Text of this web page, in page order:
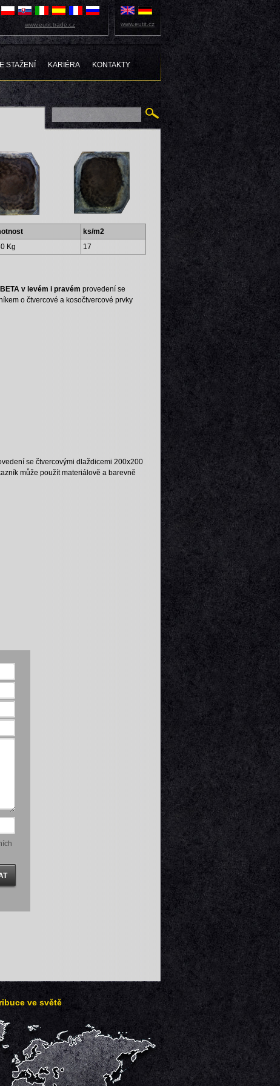
STAŽENÍ KARIÉRA KONTAKTY
www.eutit.trade.cz www.eutit.cz
ks/m2
Kg 17
v levém i pravém provedení se
o čtvercové a kosočtvercové prvky
se čtvercovými dlaždicemi 200x200
může použít materiálově a barevně
ve světě